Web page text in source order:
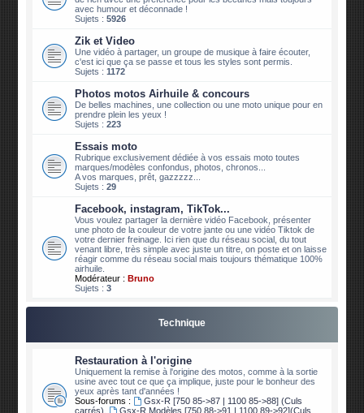
avec humour et déconnade !
Sujets :5926
Zik et Video
Une vidéo à partager, un groupe de musique à faire écouter,
c'est ici que ça se passe et tous les styles sont permis.
Sujets :1172
Photos motos Airhuile & concours
De belles machines, une collection ou une moto unique pour en
prendre plein les yeux !
Sujets :223
Essais moto
Rubrique exclusivement dédiée à vos essais moto toutes
marques/modèles confondus, photos, chronos...
A vos marques, prêt, gazzzzz...
Sujets :29
Facebook, instagram, TikTok...
Vous voulez partager la dernière vidéo Facebook, présenter
une photo de la couleur de votre jante ou une vidéo Tiktok de
votre dernier freinage. Ici rien que du réseau social, du tout
venant libre, très simple avec juste un titre, on poste et on laisse
réagir comme du réseau social mais toujours thématique 100%
airhuile.
Modérateur : Bruno
Sujets :3
Technique
Restauration à l'origine
Uniquement la remise à l'origine des motos, comme à la sortie
usine avec tout ce que ça implique, juste pour le bonheur des
yeux après tant d'années !
Sous-forums :
Gsx-R [750 85->87 | 1100 85->88] (Culs
carrés)
Gsx-R Modèles [750 88->91 | 1100 89->92](Culs